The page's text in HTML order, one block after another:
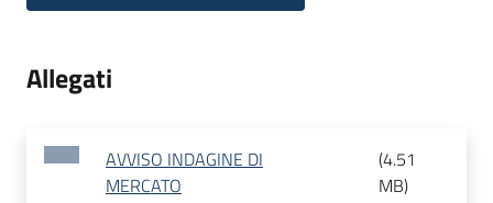
Allegati
AVVISO INDAGINE DI
MERCATO
(4.51
MB)